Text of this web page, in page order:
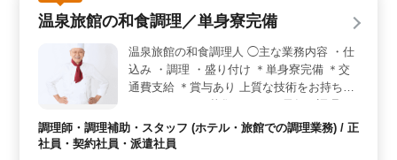
や食材の仕込み、メニュー考案まで担当します。これま
での調理経験を活かし、自分のアイデアを形にできる裁
量の大きなお仕事です。 ＜通勤＋待遇充実＞ 新宿
駅から徒歩圏内で通勤しやすく、交通費支給もあるため
通勤負担を抑えられる環境です。社会保険など福利厚生
も整っており、安心して長く働ける環境です。
温泉旅館の和食調理／単身寮完備
温泉旅館の和食調理人 ◯主な業務内容 ・仕
込み ・調理 ・盛り付け ＊単身寮完備 ＊交
通費支給 ＊賞与あり 上質な技術をお持ちの
験を存分に発揮して頂けます。
調理師・調理補助・スタッフ (ホテル・旅館での調理業務) / 正
社員・契約社員・派遣社員